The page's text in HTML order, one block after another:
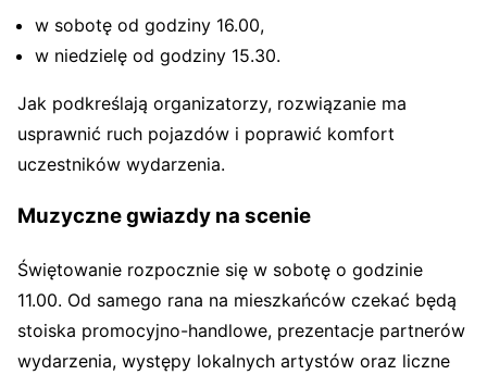
w sobotę od godziny 16.00,
w niedzielę od godziny 15.30.
Jak podkreślają organizatorzy, rozwiązanie ma
usprawnić ruch pojazdów i poprawić komfort
uczestników wydarzenia.
Muzyczne gwiazdy na scenie
Świętowanie rozpocznie się w sobotę o godzinie
11.00. Od samego rana na mieszkańców czekać będą
stoiska promocyjno-handlowe, prezentacje partnerów
wydarzenia, występy lokalnych artystów oraz liczne